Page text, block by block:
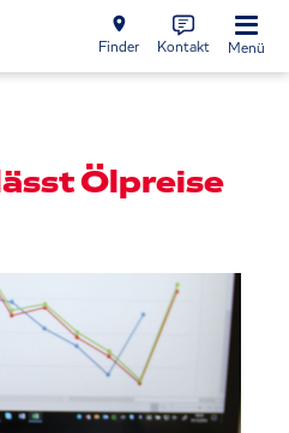
Finder Kontakt Menü
Ölpreise